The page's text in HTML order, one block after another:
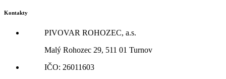
Kontakty
PIVOVAR ROHOZEC, a.s.
Malý Rohozec 29, 511 01 Turnov
IČO: 26011603